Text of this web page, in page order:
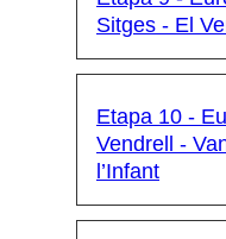
Sitges - El
Etapa 10 -
Vendrell -
l’Infant